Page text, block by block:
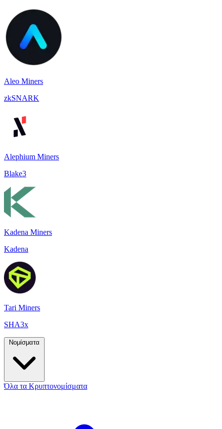
Aleo Miners
zkSNARK
Alephium Miners
Blake3
Kadena Miners
Kadena
Tari Miners
SHA3x
Νομίσματα
Όλα τα Κρυπτονομίσματα